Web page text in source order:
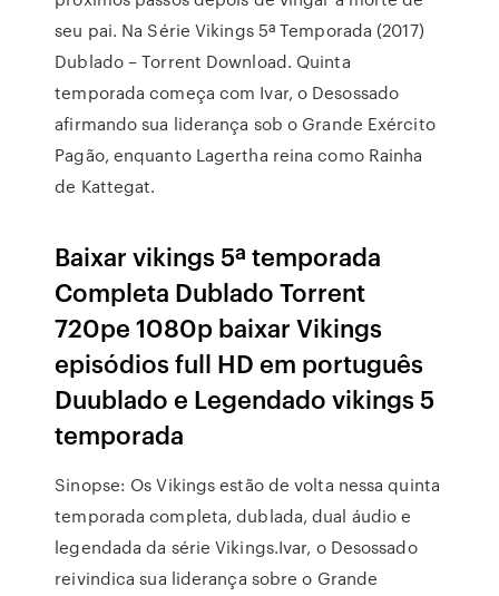
seu pai. Na Série Vikings 5ª Temporada (2017)
Dublado – Torrent Download. Quinta
temporada começa com Ivar, o Desossado
afirmando sua liderança sob o Grande Exército
Pagão, enquanto Lagertha reina como Rainha
de Kattegat.
Baixar vikings 5ª temporada
Completa Dublado Torrent
720pe 1080p baixar Vikings
episódios full HD em português
Duublado e Legendado vikings 5
temporada
Sinopse: Os Vikings estão de volta nessa quinta
temporada completa, dublada, dual áudio e
legendada da série Vikings.Ivar, o Desossado
reivindica sua liderança sobre o Grande